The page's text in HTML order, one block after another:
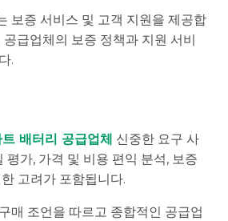
보증 서비스 및 고객 지원을 제공합
급업체의 보증 정책과 지원 서비
.
배터리 공급업체 신중한 요구 사
평가, 가격 및 비용 편익 분석, 보증
고려가 포함됩니다.
매 조언을 따르고 종합적인 공급업